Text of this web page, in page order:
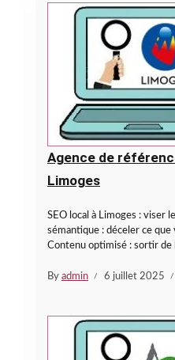
Agence de
Limoges
SEO local à Limoges : viser
sémantique : déceler ce
Contenu optimisé : sortir de
By admin 6 juillet 2025